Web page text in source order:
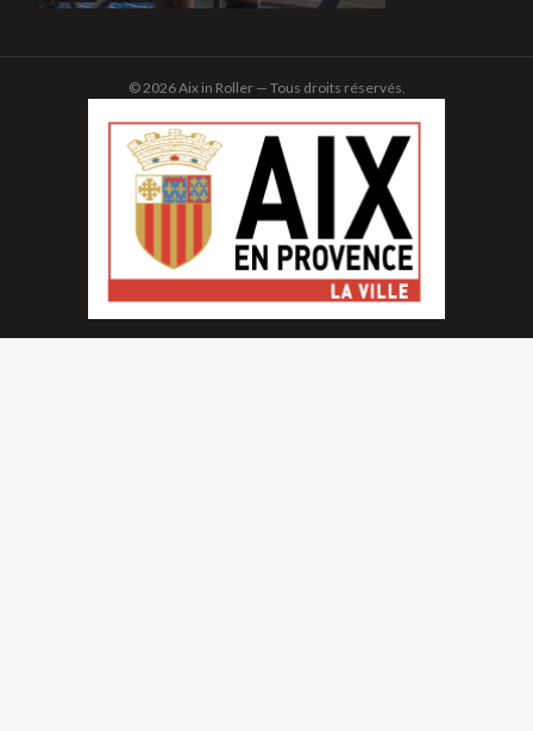
© 2026 Aix in Roller — Tous droits réservés.